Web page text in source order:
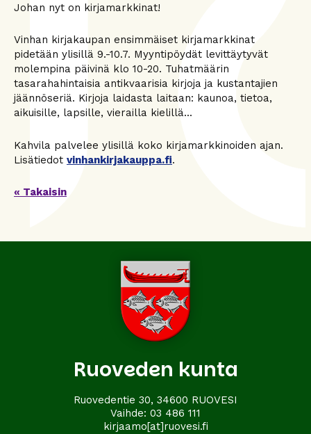
Johan nyt on kirjamarkkinat!
Vinhan kirjakaupan ensimmäiset kirjamarkkinat
pidetään ylisillä 9.-10.7. Myyntipöydät levittäytyvät
molempina päivinä klo 10-20. Tuhatmäärin
tasarahahintaisia antikvaarisia kirjoja ja kustantajien
jäännöseriä. Kirjoja laidasta laitaan: kaunoa, tietoa,
aikuisille, lapsille, vierailla kielillä...
Kahvila palvelee ylisillä koko kirjamarkkinoiden ajan.
Lisätiedot vinhankirjakauppa.fi.
« Takaisin
Ruoveden kunta
Ruovedentie 30, 34600 RUOVESI
Vaihde: 03 486 111
kirjaamo[at]ruovesi.fi